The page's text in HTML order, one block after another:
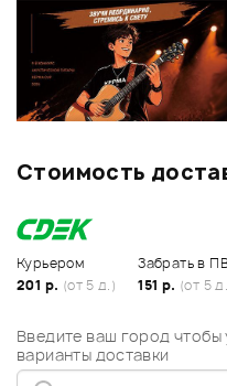
Стоимость
Курьером
201 р. (от 5 д.)
Забрать в
151 р. (от 5
Введите ваш город чтобы
варианты доставки